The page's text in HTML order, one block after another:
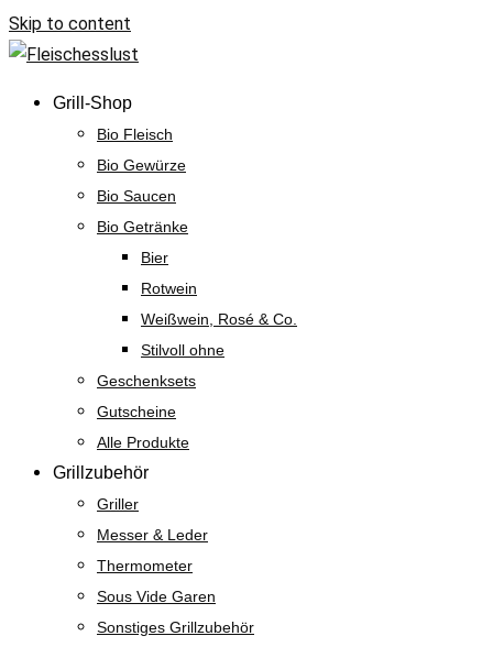
Skip to content
Grill-Shop
Bio Fleisch
Bio Gewürze
Bio Saucen
Bio Getränke
Bier
Rotwein
Weißwein, Rosé & Co.
Stilvoll ohne
Geschenksets
Gutscheine
Alle Produkte
Grillzubehör
Griller
Messer & Leder
Thermometer
Sous Vide Garen
Sonstiges Grillzubehör